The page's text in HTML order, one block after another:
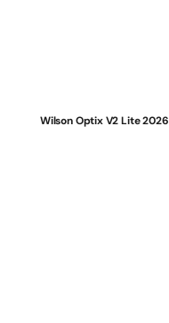
Wilson Optix V2 Lite 2026